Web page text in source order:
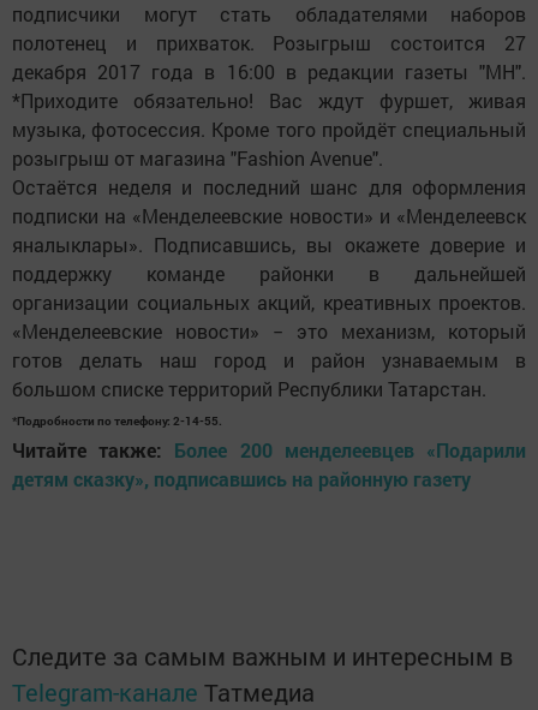
подписчики могут стать обладателями наборов
полотенец и прихваток. Розыгрыш состоится 27
декабря 2017 года в 16:00 в редакции газеты "МН".
*Приходите обязательно! Вас ждут фуршет, живая
музыка, фотосессия. Кроме того пройдёт специальный
розыгрыш от магазина "Fashion Avenue".
Остаётся неделя и последний шанс для оформления
подписки на «Менделеевские новости» и «Менделеевск
яналыклары». Подписавшись, вы окажете доверие и
поддержку команде районки в дальнейшей
организации социальных акций, креативных проектов.
«Менделеевские новости» − это механизм, который
готов делать наш город и район узнаваемым в
большом списке территорий Республики Татарстан.
*Подробности по телефону: 2-14-55.
Читайте также: Более 200 менделеевцев «Подарили
детям сказку», подписавшись на районную газету
Следите за самым важным и интересным в
Telegram-канале Татмедиа